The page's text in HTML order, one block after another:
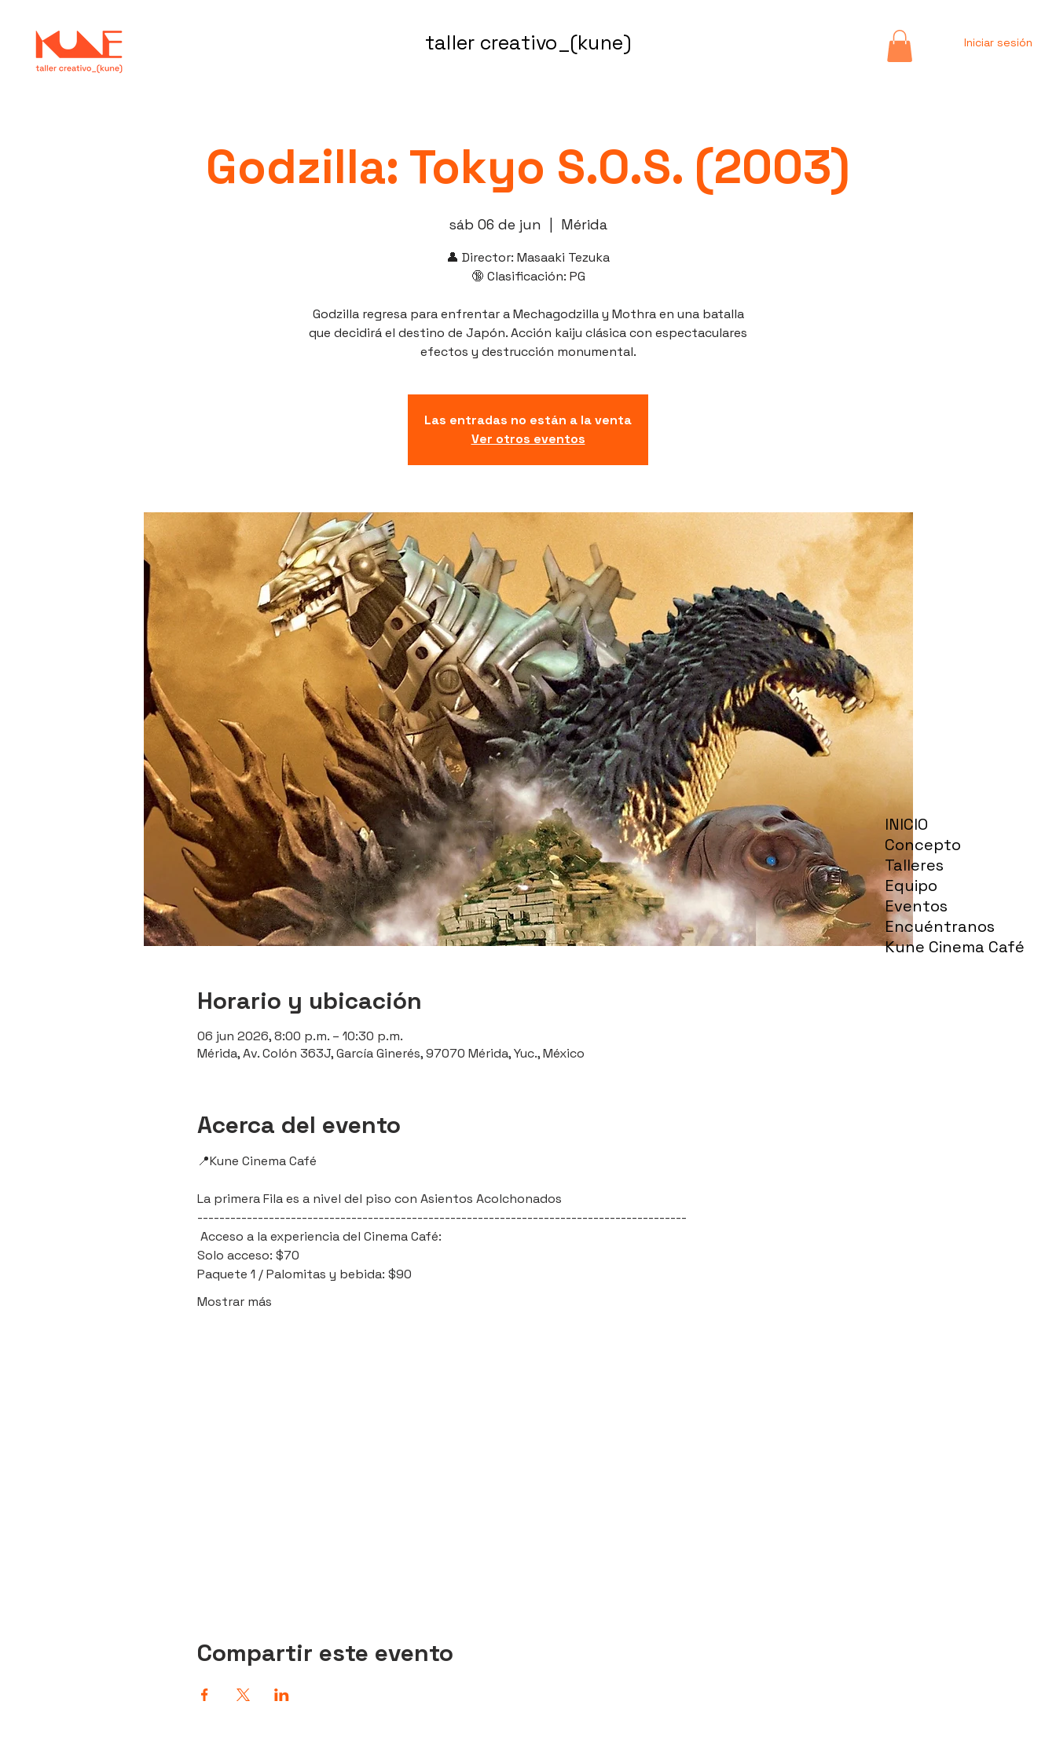
Iniciar sesión
taller creativo_(kune)
INICIO
Concepto
Talleres
Equipo
Eventos
Encuéntranos
Kune Cinema Café
Godzilla: Tokyo S.O.S. (2003)
sáb 06 de jun Mérida
👤 Director: Masaaki Tezuka
🔞 Clasificación: PG
Godzilla regresa para enfrentar a Mechagodzilla y Mothra en una batalla
que decidirá el destino de Japón. Acción kaiju clásica con espectaculares
efectos y destrucción monumental.
Las entradas no están a la venta
Ver otros eventos
Horario y ubicación
06 jun 2026, 8:00 p.m. – 10:30 p.m.
Mérida, Av. Colón 363J, García Ginerés, 97070 Mérida, Yuc., México
Acerca del evento
📍Kune Cinema Café
La primera Fila es a nivel del piso con Asientos Acolchonados
-----------------------------------------------------------------------------------------
Acceso a la experiencia del Cinema Café:
Solo acceso: $70
Paquete 1 / Palomitas y bebida: $90
Mostrar más
Compartir este evento